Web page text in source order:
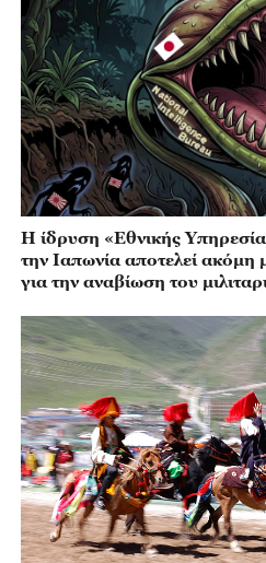
Η ίδρυση «Εθνικής
την Ιαπωνία αποτελεί ακόμη
για την αναβίωση του